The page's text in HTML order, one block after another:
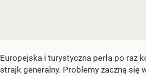
Europejska i turystyczna perła po raz
strajk generalny. Problemy zaczną się